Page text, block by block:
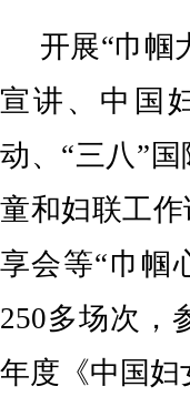
开展“巾帼
宣讲、中国
动、“三八”
童和妇联工
享会等“巾帼
250多场次，
年度《中国